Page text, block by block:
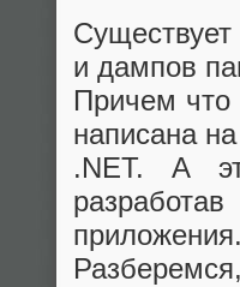
и дампов
Причем что
написана
.NET. А